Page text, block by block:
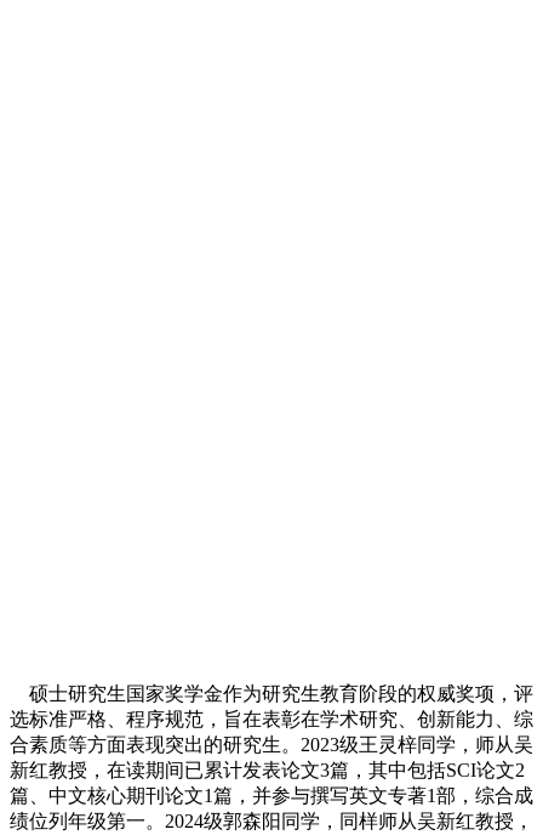
硕士研究生国家奖学金作为研究生教育阶段的权威奖项，评
选标准严格、程序规范，旨在表彰在学术研究、创新能力、综
合素质等方面表现突出的研究生。2023级王灵梓同学，师从吴
新红教授，在读期间已累计发表论文3篇，其中包括SCI论文2
篇、中文核心期刊论文1篇，并参与撰写英文专著1部，综合成
绩位列年级第一。2024级郭森阳同学，同样师从吴新红教授，